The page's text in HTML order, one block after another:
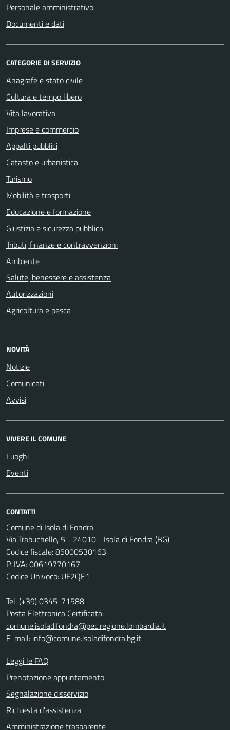
Personale amministrativo
Documenti e dati
CATEGORIE DI SERVIZIO
Anagrafe e stato civile
Cultura e tempo libero
Vita lavorativa
Imprese e commercio
Appalti pubblici
Catasto e urbanistica
Turismo
Mobilità e trasporti
Educazione e formazione
Giustizia e sicurezza pubblica
Tributi, finanze e contravvenzioni
Ambiente
Salute, benessere e assistenza
Autorizzazioni
Agricoltura e pesca
NOVITÀ
Notizie
Comunicati
Avvisi
VIVERE IL COMUNE
Luoghi
Eventi
CONTATTI
Comune di Isola di Fondra
Via Trabuchello, 5 - 24010 - Isola di Fondra (BG)
Codice fiscale: 85000530163
P. IVA: 00619770167
Codice Univoco: UF2QE1
Tel:(+39) 0345-71588
Posta Elettronica Certificata:
comune.isoladifondra@pec.regione.lombardia.it
E-mail: info@comune.isoladifondra.bg.it
Leggi le FAQ
Prenotazione appuntamento
Segnalazione disservizio
Richiesta d'assistenza
Amministrazione trasparente